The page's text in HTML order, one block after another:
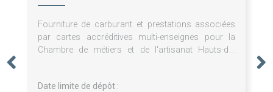
Fourniture de carburant et prestations associées
par cartes accréditives multi-enseignes pour la
Chambre de métiers et de l'artisanat Hauts-de-
Date limite de dépôt :